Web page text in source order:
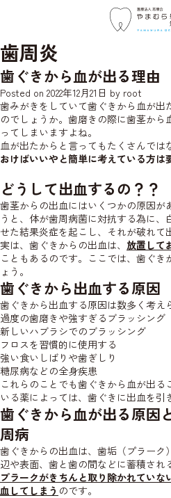
歯周炎
歯ぐきから血が出る理由
Posted on 2022年12月21日 by root
歯みがきをしていて歯ぐきから血が出
のでしょうか。歯磨きの際に歯茎か
ってしまいますよね。
血が出たからと言ってもたくさんでは
おけばいいやと簡単に考えている方は
どうして出血するの？？
歯茎からの出血にはいくつかの原因が
うと、体が歯周病菌に対抗する為に
せた結果炎症を起こし、それが破れて
実は、歯ぐきからの出血は、 放置して
こともあるのです。ここでは、歯ぐ
ょう。
歯ぐきから出血する原因
歯ぐきから出血する原因は数多く考え
過度の歯磨きや強すぎるブラッシング
新しいハブラシでのブラッシング
フロスを習慣的に使用する
強い食いしばりや歯ぎしり
糖尿病などの全身疾患
これらのことでも歯ぐきから血が出
いる薬によっては、歯ぐきに出血を引
歯ぐきから血が出る原因
周病
歯ぐきからの出血は、歯垢（プラーク
辺や表面、歯と歯の間などに蓄積され
プラークがきちんと取り除かれてい
血してしまう のです。